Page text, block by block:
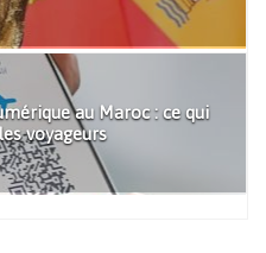
au Maroc : ce qui
voyageurs